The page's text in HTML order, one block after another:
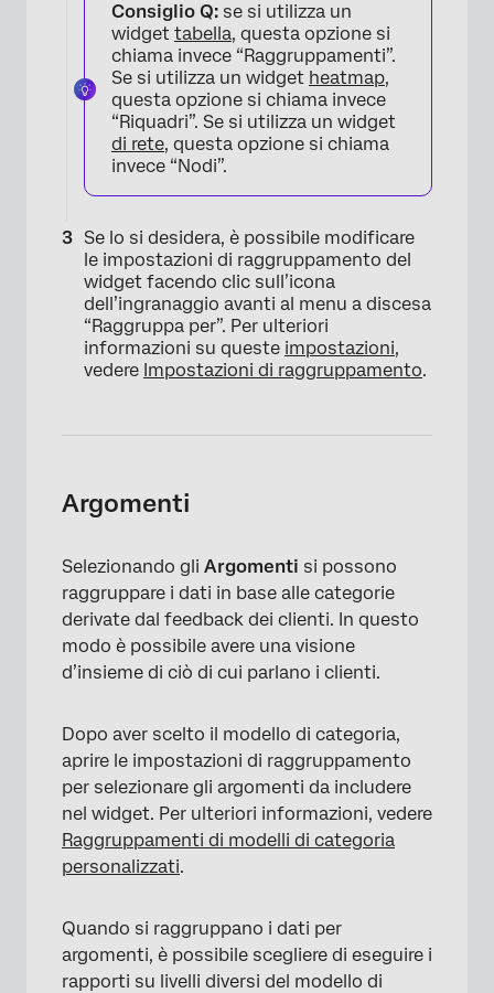
×
Consiglio Q: se si utilizza un
widget tabella, questa opzione si
chiama invece “Raggruppamenti”.
Se si utilizza un widget heatmap,
questa opzione si chiama invece
“Riquadri”. Se si utilizza un widget
di rete, questa opzione si chiama
invece “Nodi”.
Se lo si desidera, è possibile modificare
le impostazioni di raggruppamento del
widget facendo clic sull’icona
dell’ingranaggio avanti al menu a discesa
“Raggruppa per”. Per ulteriori
informazioni su queste impostazioni,
vedere Impostazioni di raggruppamento.
Argomenti
Selezionando gli Argomenti si possono
raggruppare i dati in base alle categorie
derivate dal feedback dei clienti. In questo
modo è possibile avere una visione
d’insieme di ciò di cui parlano i clienti.
Dopo aver scelto il modello di categoria,
aprire le impostazioni di raggruppamento
per selezionare gli argomenti da includere
nel widget. Per ulteriori informazioni, vedere
Raggruppamenti di modelli di categoria
personalizzati.
Quando si raggruppano i dati per
argomenti, è possibile scegliere di eseguire i
rapporti su livelli diversi del modello di